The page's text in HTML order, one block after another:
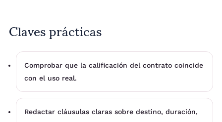
Claves prácticas
Comprobar que la calificación del contrato coincide
con el uso real.
Redactar cláusulas claras sobre destino, duración,